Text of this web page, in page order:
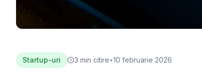
Startup-uri 3 min citire•10 februarie 2026